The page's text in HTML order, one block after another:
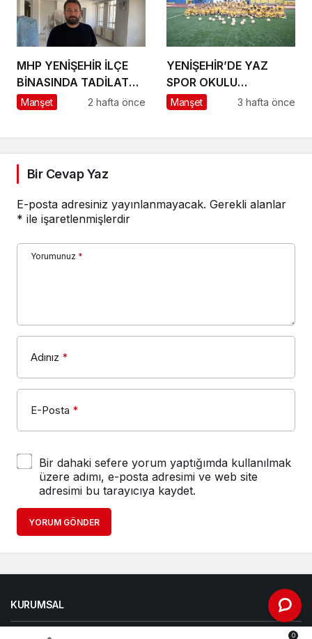
MHP YENİŞEHİR İLÇE
BİNASINDA TADİLAT
BAŞLADI
Manşet 2 hafta önce
YENİŞEHİR’DE YAZ
SPOR OKULU
HEYECANI BAŞLADI
Manşet 3 hafta önce
Bir Cevap Yaz
E-posta adresiniz yayınlanmayacak. Gerekli alanlar
* ile işaretlenmişlerdir
Yorumunuz *
Adınız *
E-Posta *
Bir dahaki sefere yorum yaptığımda kullanılmak
üzere adımı, e-posta adresimi ve web site
adresimi bu tarayıcıya kaydet.
YORUM GÖNDER
KURUMSAL
0